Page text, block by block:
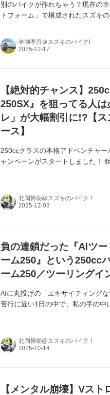
別のバイクが作れちゃう？現在の
トフォーム」で構成されたスズキ
岩瀬孝昌＠スズキのバイク!
【絶対的チャンス】
250SX』を狙ってる人
レ」が大幅割引に!?【
ース】
250ccクラスの本格アドベンチャ
ャンペーンがスタートしました！
北岡博樹@スズキのバイク！
負の連鎖だった『AIツ
ーム250』という250cc
ーム250／ツーリングイ
AIに丸投げの「エキサイティング
苦行に近い1日の中で、私の手の中
北岡博樹@スズキのバイク！
【メンタル崩壊】Vス